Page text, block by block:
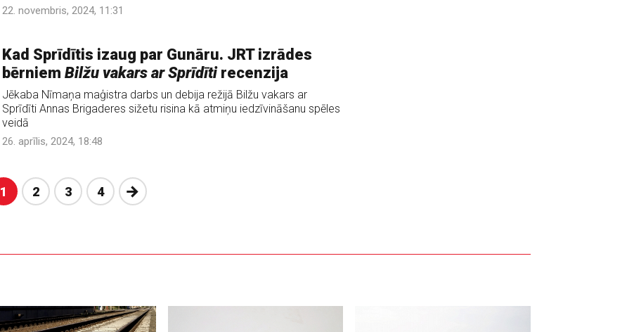
22. novembris, 2024, 11:31
Kad Sprīdītis izaug par Gunāru. JRT izrādes
bērniem Bilžu vakars ar Sprīdītirecenzija
Jēkaba Nīmaņa maģistra darbs un debija režijā Bilžu vakars ar
Sprīdīti Annas Brigaderes sižetu risina kā atmiņu iedzīvināšanu spēles
veidā
26. aprīlis, 2024, 18:48
1 2 3 4 Nākošā